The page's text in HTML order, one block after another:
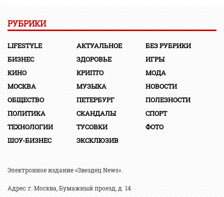
РУБРИКИ
LIFESTYLE АКТУАЛЬНОЕ
БЕЗ РУБРИКИ
БИЗНЕС
ЗДОРОВЬЕ
ИГРЫ
КИНО
КРИПТО
МОДА
МОСКВА
МУЗЫКА
НОВОСТИ
ОБЩЕСТВО
ПЕТЕРБУРГ
ПОЛЕЗНОСТИ
ПОЛИТИКА
СКАНДАЛЫ
СПОРТ
ТЕХНОЛОГИИ
ТУСОВКИ
ФОТО
ШОУ-БИЗНЕС
ЭКСКЛЮЗИВ
Электронное издание «Звездец News».
Адрес: г. Москва, Бумажный проезд, д. 14